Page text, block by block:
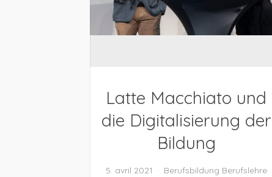
Latte Macchiato und
die Digitalisierung der
Bildung
5. avril 2021 Berufsbildung Berufslehre